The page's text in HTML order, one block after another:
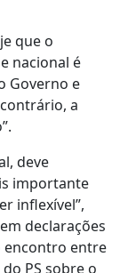
que o
nacional é
Governo e
a
deve
importante
inflexível”,
declarações
encontro entre
PS sobre o